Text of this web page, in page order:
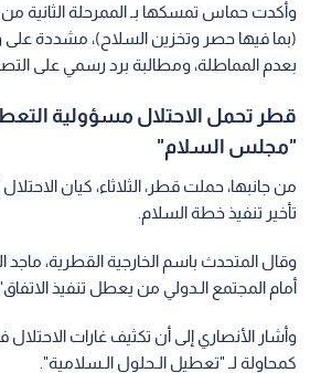
وأكدت حماس تمسكها بـ الممرحلة الثانية من
(بما فيها حصر وتخزين السلاح)، مشددة على
بعدم المماطلة، ومطالبة برد رسمي على
قطر تحمل الاحتلال مسؤولية
"مجلس السلام"
من جانبها، حملت قطر، الثلاثاء، كيان
تأخير تنفيذ خطة السلام.
وقال المتحدث باسم الخارجية القطرية، ماجد
أمام المجتمع الـدولي من يعطل تنفيذ الاتفاق".
وأشار الأنصاري إلى أن تكثيف غارات الاحتلال
كمحاولة لـ "تعطيل الـحلول الـسلامية".